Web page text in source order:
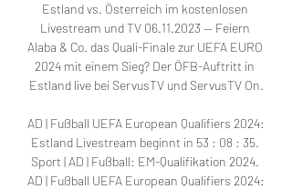
Estland vs. Österreich im kostenlosen
Livestream und TV 06.11.2023 — Feiern
Alaba & Co. das Quali-Finale zur UEFA EURO
2024 mit einem Sieg? Der ÖFB-Auftritt in
Estland live bei ServusTV und ServusTV On.
AD | Fußball UEFA European Qualifiers 2024:
Estland Livestream beginnt in 53 : 08 : 35.
Sport | AD | Fußball: EM-Qualifikation 2024.
AD | Fußball UEFA European Qualifiers 2024: